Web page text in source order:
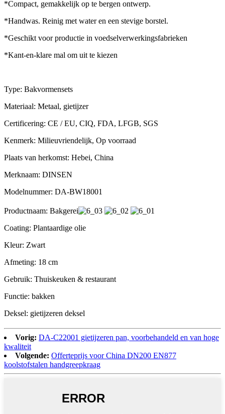
*Compact, gemakkelijk op te bergen ontwerp.
*Handwas. Reinig met water en een stevige borstel.
*Geschikt voor productie in voedselverwerkingsfabrieken
*Kant-en-klare mal om uit te kiezen
Type: Bakvormensets
Materiaal: Metaal, gietijzer
Certificering: CE / EU, CIQ, FDA, LFGB, SGS
Kenmerk: Milieuvriendelijk, Op voorraad
Plaats van herkomst: Hebei, China
Merknaam: DINSEN
Modelnummer: DA-BW18001
Productnaam: Bakgerei
Coating: Plantaardige olie
Kleur: Zwart
Afmeting: 18 cm
Gebruik: Thuiskeuken & restaurant
Functie: bakken
Deksel: gietijzeren deksel
Vorig: DA-C22001 gietijzeren pan, voorbehandeld en van hoge
kwaliteit
Volgende: Offerteprijs voor China DN200 EN877
koolstofstalen handgreepkraag